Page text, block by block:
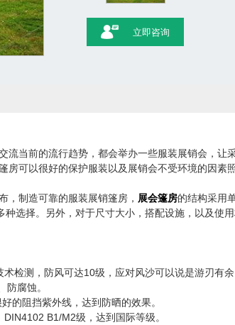
立即咨询
当前的流行趋势，都会举办一些服装展销会，让
可以很好的保护服装以及展销会不受环境的因素照
，制造可靠的服装展销篷房， 展会篷房的结构采用
选择。另外，对于尺寸大小，搭配设施，以及使
检测，防风可达10级，应对风沙可以说是游刃有余
腐蚀。
的阻挡紫外线，达到防晒的效果。
B1/M2级，达到国际等级。